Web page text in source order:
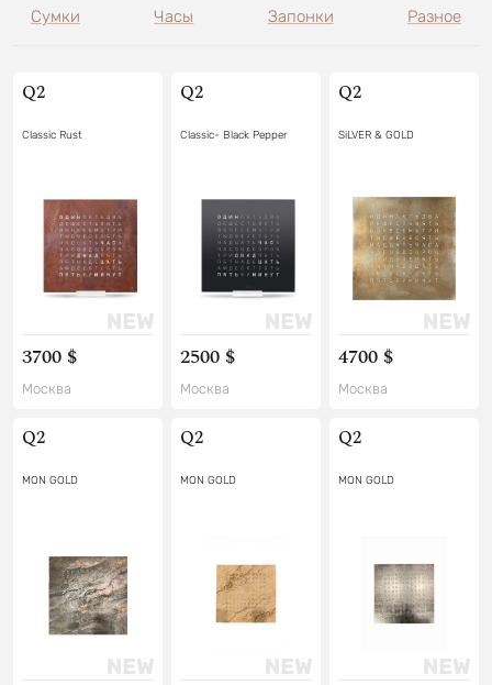
Сумки Часы Запонки Разное
Q2
Classic Rust
3700 $
Москва
Q2
Classic- Black Pepper
2500 $
Москва
Q2
SiLVER & GOLD
4700 $
Москва
Q2
MON GOLD
Q2
MON GOLD
Q2
MON GOLD